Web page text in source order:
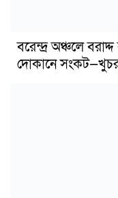
বরেন্দ্র অঞ্চলে
দোকানে